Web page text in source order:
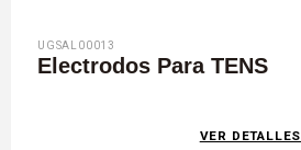
UGSAL00013
Electrodos Para TENS
VER DETALLES